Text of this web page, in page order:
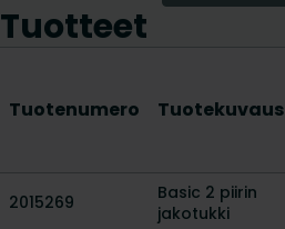
Tuotteet
Tuotenumero Tuotekuvaus
2015269
Basic 2 piirin
jakotukki